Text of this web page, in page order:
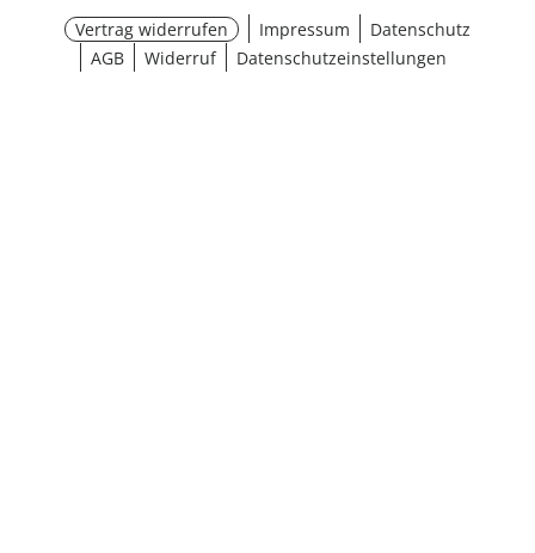
Vertrag widerrufen Impressum
Datenschutz
AGB
Widerruf Datenschutzeinstellungen